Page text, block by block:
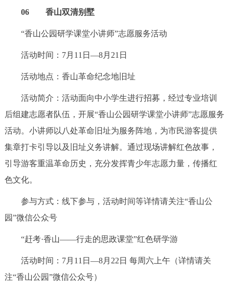
06 香山双清别墅
“香山公园研学课堂小讲师”志愿服务活动
活动时间：7月11日—8月21日
活动地点：香山革命纪念地旧址
活动简介：活动面向中小学生进行招募，经过专业培训
后组建志愿者队伍，开展“香山公园研学课堂小讲师”志愿服务
活动。小讲师以八处革命旧址为服务阵地，为市民游客提供
集章打卡引导以及旧址义务讲解。通过现场讲解红色故事，
引导游客重温革命历史，充分发挥青少年志愿力量，传播红
色文化。
参与方式：线下参与，活动时间等详情请关注“香山公
园”微信公众号
“赶考·香山——行走的思政课堂”红色研学游
活动时间：7月11日—8月22日 每周六上午（详情请关
注“香山公园”微信公众号）